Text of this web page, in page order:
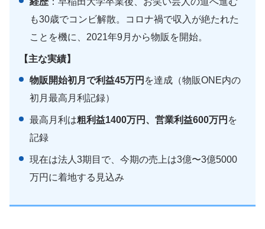
も30歳でコンビ解散。コロナ禍で収入が絶たれた
ことを機に、2021年9月から物販を開始。
【主な実績】
物販開始初月で利益45万円 を達成（物販ONE内の
初月最高月利記録）
最高月利は粗利益1400万円、営業利益600万円 を
記録
現在は法人3期目で、今期の売上は3億〜3億5000
万円に着地する見込み